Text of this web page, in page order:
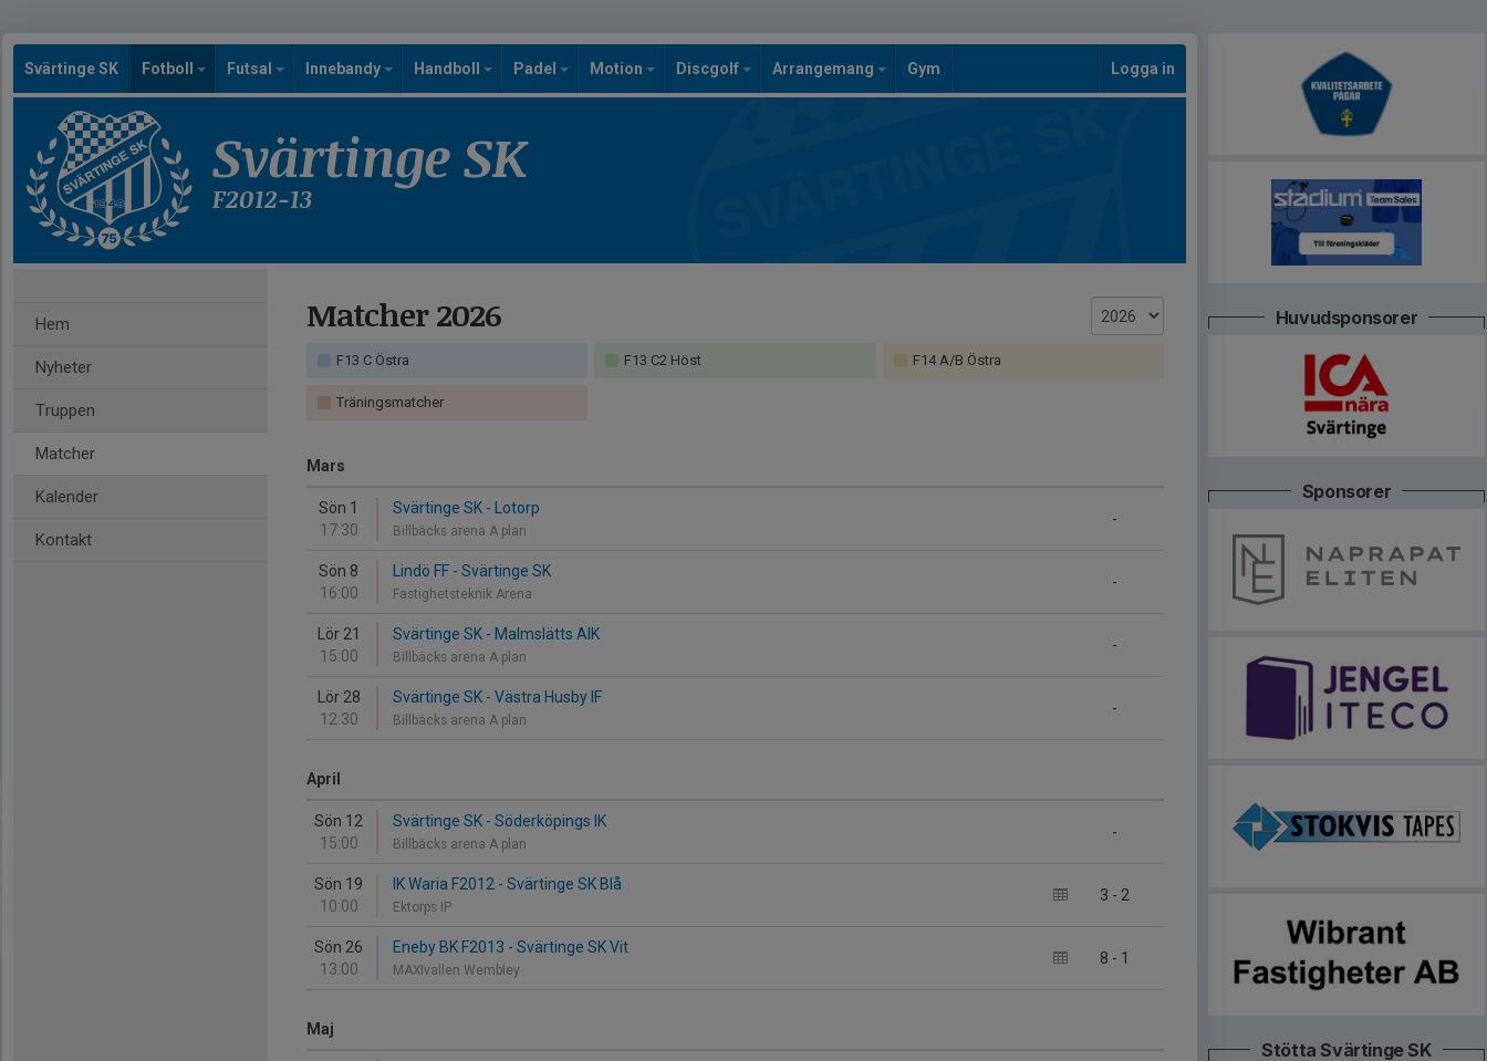
Svärtinge SK Fotboll Futsal Innebandy Handboll Padel Motion Discgolf Arrangemang Gym Logga in
Svärtinge SK
F2012-13
Hem
Nyheter
Truppen
Matcher
Kalender
Kontakt
Matcher 2026
F13 C Östra F13 C2 Höst F14 A/B Östra
Träningsmatcher
Mars
Sön 1
17:30
-
Svärtinge SK - Lotorp
Billbäcks arena A plan
Sön 8
16:00
-
Lindö FF - Svärtinge SK
Fastighetsteknik Arena
Lör 21
15:00
-
Svärtinge SK - Malmslätts AIK
Billbäcks arena A plan
Lör 28
12:30
-
Svärtinge SK - Västra Husby IF
Billbäcks arena A plan
April
Sön 12
15:00
-
Svärtinge SK - Söderköpings IK
Billbäcks arena A plan
Sön 19
10:00
3 - 2
IK Waria F2012 - Svärtinge SK Blå
Ektorps IP
Sön 26
13:00
8 - 1
Eneby BK F2013 - Svärtinge SK Vit
MAXIvallen Wembley
Maj
Huvudsponsorer
Sponsorer
Stötta Svärtinge SK